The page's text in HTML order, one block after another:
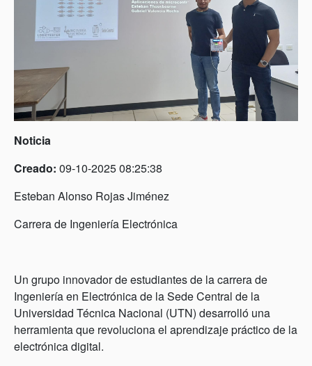
Noticia
Creado: 09-10-2025 08:25:38
Esteban Alonso Rojas Jiménez
Carrera de Ingeniería Electrónica
Un grupo innovador de estudiantes de la carrera de
Ingeniería en Electrónica de la Sede Central de la
Universidad Técnica Nacional (UTN) desarrolló una
herramienta que revoluciona el aprendizaje práctico de la
electrónica digital.